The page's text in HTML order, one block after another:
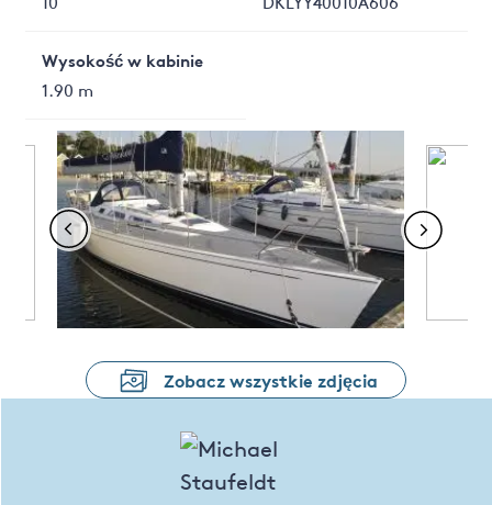
Wysokość w kabinie
1.90 m
Zobacz wszystkie zdjęcia